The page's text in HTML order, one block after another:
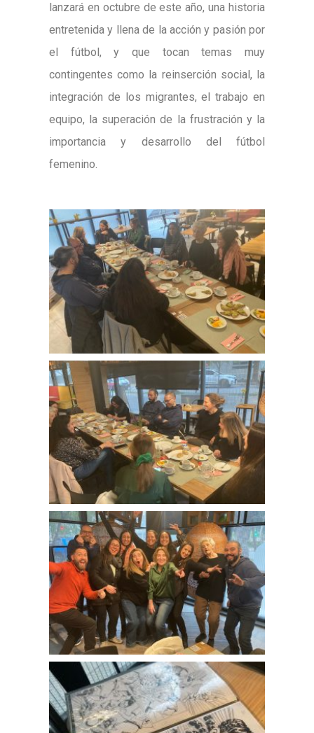
lanzará en octubre de este año, una historia
entretenida y llena de la acción y pasión por
el fútbol, y que tocan temas muy
contingentes como la reinserción social, la
integración de los migrantes, el trabajo en
equipo, la superación de la frustración y la
importancia y desarrollo del fútbol
femenino.